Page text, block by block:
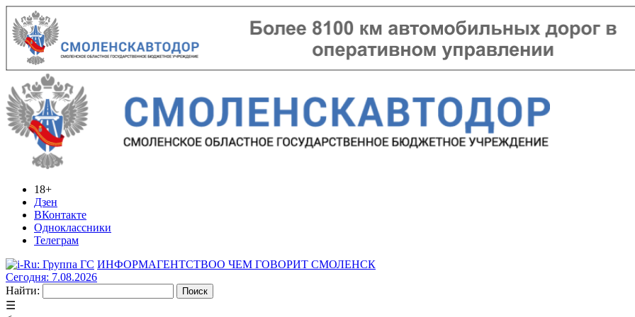
18+
Дзен
ВКонтакте
Одноклассники
Телеграм
ИНФОРМАГЕНТСТВОО ЧЕМ ГОВОРИТ СМОЛЕНСК
Сегодня: 7.08.2026
Найти:
☰